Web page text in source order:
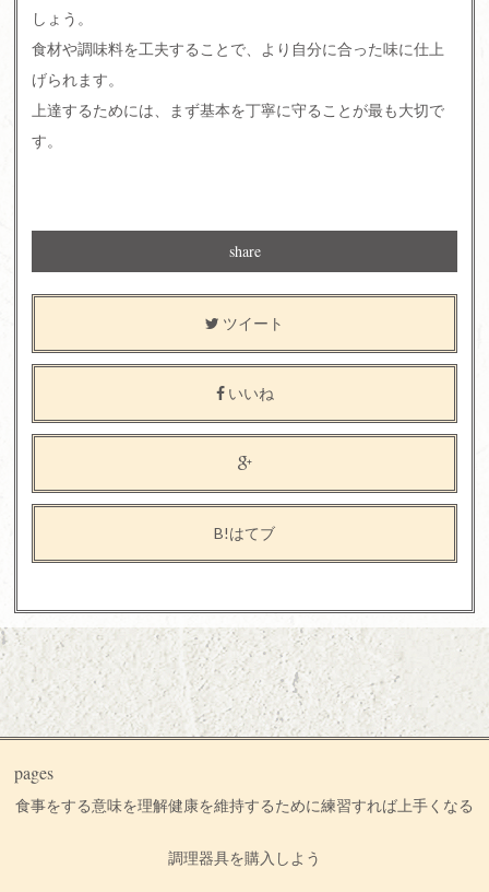
しょう。
食材や調味料を工夫することで、より自分に合った味に仕上
げられます。
上達するためには、まず基本を丁寧に守ることが最も大切で
す。
share
ツイート
いいね
B!はてブ
pages
食事をする意味を理解健康を維持するために練習すれば上手くなる
調理器具を購入しよう